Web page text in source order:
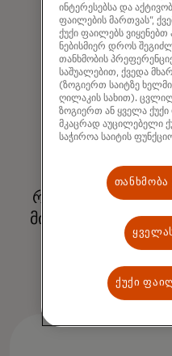
რომელიც
მიზნებს,
ინტერესებსა და
ფაილების მართვას“,
ქუქი ფაილებს
ნებისმიერ დროს
თანხმობის
საშუალებით, ქვედა
(ზოგიერთ საიტზე
ღილაკის სახით).
ზოგიერთ ან ყველა
მკაცრად აუცილებელი
საჭიროა საიტის
თანხმობა
ქუქი